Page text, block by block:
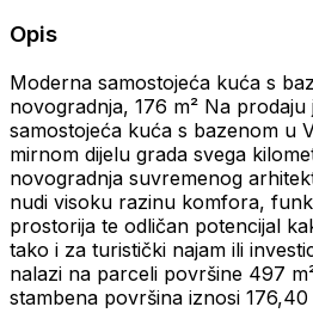
Opis
Moderna samostojeća kuća s
novogradnja, 176 m² Na prodaju
samostojeća kuća s bazenom u
mirnom dijelu grada svega
novogradnja suvremenog
nudi visoku razinu komfora,
prostorija te odličan potencijal
tako i za turistički najam ili
nalazi na parceli površine 497
stambena površina iznosi